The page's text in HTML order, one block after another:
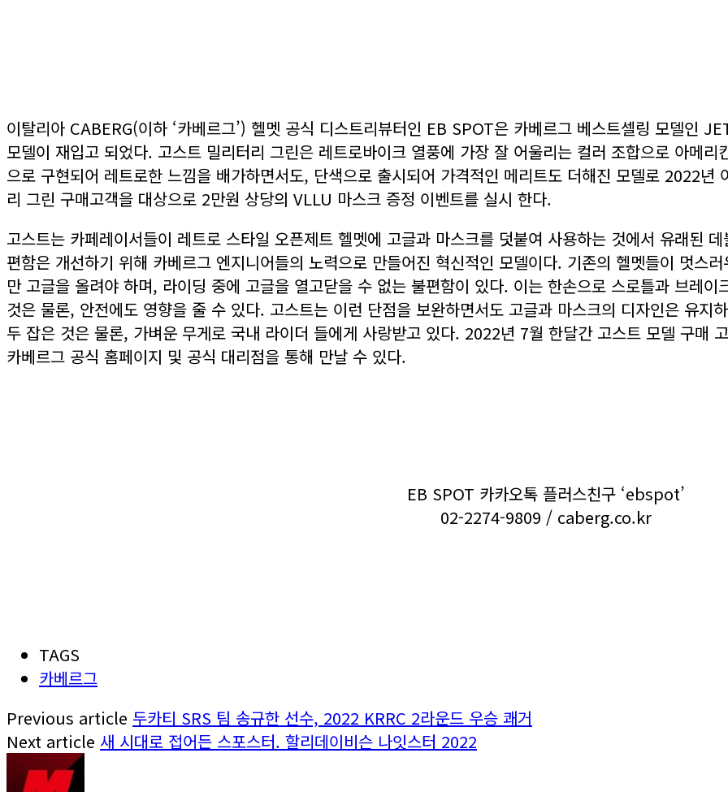
이탈리아 CABERG(이하 ‘카베르그’) 헬멧 공식 디스트리뷰터인 EB SPOT은 카베르그 베스트셀링 모델인
모델이 재입고 되었다. 고스트 밀리터리 그린은 레트로바이크 열풍에 가장 잘 어울리는 컬러 조합으로 아메
으로 구현되어 레트로한 느낌을 배가하면서도, 단색으로 출시되어 가격적인 메리트도 더해진 모델로 2022년
리 그린 구매고객을 대상으로 2만원 상당의 VLLU 마스크 증정 이벤트를 실시 한다.
고스트는 카페레이서들이 레트로 스타일 오픈제트 헬멧에 고글과 마스크를 덧붙여 사용하는 것에서 유래된
편함은 개선하기 위해 카베르그 엔지니어들의 노력으로 만들어진 혁신적인 모델이다. 기존의 헬멧들이 멋스
만 고글을 올려야 하며, 라이딩 중에 고글을 열고닫을 수 없는 불편함이 있다. 이는 한손으로 스로틀과 브레
것은 물론, 안전에도 영향을 줄 수 있다. 고스트는 이런 단점을 보완하면서도 고글과 마스크의 디자인은 유지
두 잡은 것은 물론, 가벼운 무게로 국내 라이더 들에게 사랑받고 있다. 2022년 7월 한달간 고스트 모델 구매
카베르그 공식 홈페이지 및 공식 대리점을 통해 만날 수 있다.
EB SPOT 카카오톡 플러스친구 ‘ebspot’
02-2274-9809 / caberg.co.kr
TAGS
카베르그
Previous article 두카티 SRS 팀 송규한 선수, 2022 KRRC 2라운드 우승 쾌거
Next article 새 시대로 접어든 스포스터. 할리데이비슨 나잇스터 2022